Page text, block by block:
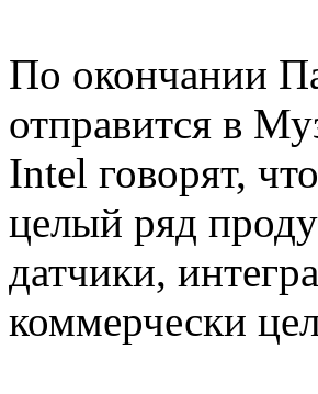
По окончании
отправится в
Intel говорят,
целый ряд
датчики,
коммерчески